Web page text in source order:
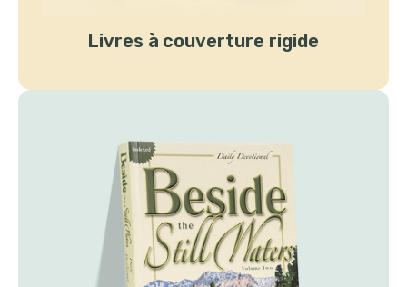
Livres à couverture rigide